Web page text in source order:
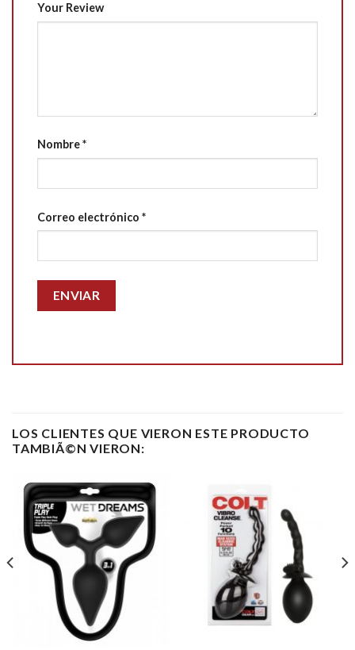
Your Review
Nombre*
Correo electrónico *
LOS CLIENTES QUE VIERON ESTE PRODUCTO
TAMBIÃ©N VIERON: